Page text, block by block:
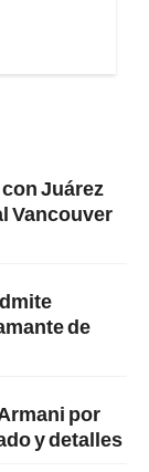
Juárez
Vancouver
de
por
y detalles